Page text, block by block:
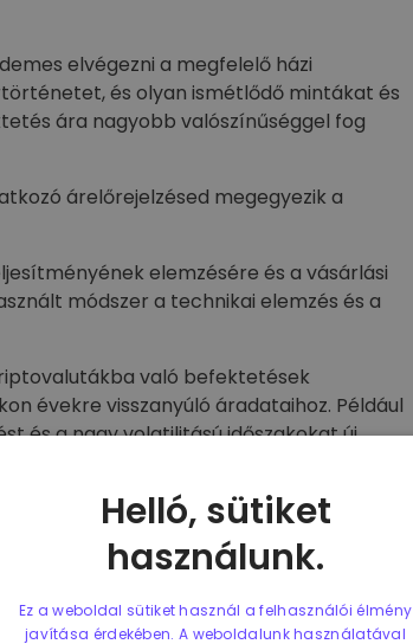
elvégezni a megfelelő házi
és olyan ismétlődő mintákat és
ára nagyobb valószínűséggel fog
árelőrejelzésed megegyezik a
elemzésére és a vásárlási
módszer a technikai elemzés és a
való befektetések
évekre visszanyúló áradataihoz. Például
és a nagy volatilitású időszakokat új
garancia arra, hogy a minta a jövőben
akkor érdemes fontolóra venni.
pénzügyi, politikai és
a kamatlábakról, a bruttó hazai
rátákról, hogy megalapozott
vagy valuta árfolyamáról.
Helló, sütiket
használunk.
Ez a weboldal sütiket használ a felhasználói élmény
javítása érdekében. A weboldalunk használatával